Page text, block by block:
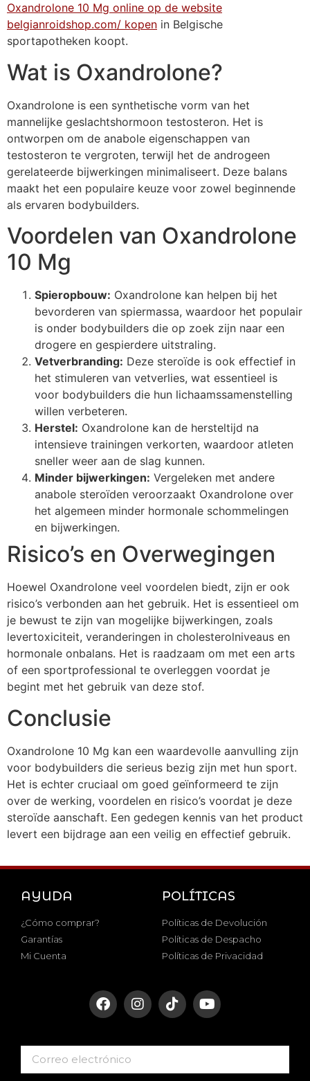
Oxandrolone 10 Mg online op de website
belgianroidshop.com/ kopen in Belgische
sportapotheken koopt.
Wat is Oxandrolone?
Oxandrolone is een synthetische vorm van het
mannelijke geslachtshormoon testosteron. Het is
ontworpen om de anabole eigenschappen van
testosteron te vergroten, terwijl het de androgeen
gerelateerde bijwerkingen minimaliseert. Deze balans
maakt het een populaire keuze voor zowel beginnende
als ervaren bodybuilders.
Voordelen van Oxandrolone
10 Mg
Spieropbouw: Oxandrolone kan helpen bij het
bevorderen van spiermassa, waardoor het populair
is onder bodybuilders die op zoek zijn naar een
drogere en gespierdere uitstraling.
Vetverbranding: Deze steroïde is ook effectief in
het stimuleren van vetverlies, wat essentieel is
voor bodybuilders die hun lichaamssamenstelling
willen verbeteren.
Herstel: Oxandrolone kan de hersteltijd na
intensieve trainingen verkorten, waardoor atleten
sneller weer aan de slag kunnen.
Minder bijwerkingen: Vergeleken met andere
anabole steroïden veroorzaakt Oxandrolone over
het algemeen minder hormonale schommelingen
en bijwerkingen.
Risico’s en Overwegingen
Hoewel Oxandrolone veel voordelen biedt, zijn er ook
risico’s verbonden aan het gebruik. Het is essentieel om
je bewust te zijn van mogelijke bijwerkingen, zoals
levertoxiciteit, veranderingen in cholesterolniveaus en
hormonale onbalans. Het is raadzaam om met een arts
of een sportprofessional te overleggen voordat je
begint met het gebruik van deze stof.
Conclusie
Oxandrolone 10 Mg kan een waardevolle aanvulling zijn
voor bodybuilders die serieus bezig zijn met hun sport.
Het is echter cruciaal om goed geïnformeerd te zijn
over de werking, voordelen en risico’s voordat je deze
steroïde aanschaft. Een gedegen kennis van het product
levert een bijdrage aan een veilig en effectief gebruik.
AYUDA
¿Cómo comprar?
Garantías
Mi Cuenta
POLÍTICAS
Políticas de Devolución
Políticas de Despacho
Políticas de Privacidad